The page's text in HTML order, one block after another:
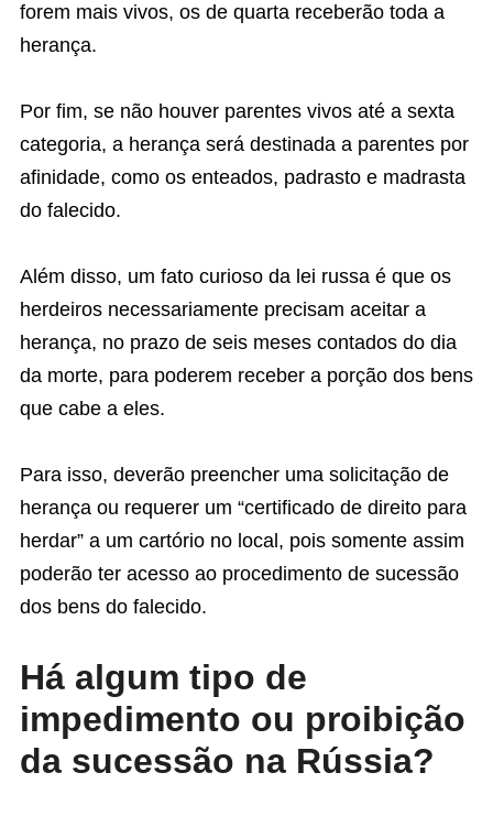
forem mais vivos, os de quarta receberão toda a
herança.
Por fim, se não houver parentes vivos até a sexta
categoria, a herança será destinada a parentes por
afinidade, como os enteados, padrasto e madrasta
do falecido.
Além disso, um fato curioso da lei russa é que os
herdeiros necessariamente precisam aceitar a
herança, no prazo de seis meses contados do dia
da morte, para poderem receber a porção dos bens
que cabe a eles.
Para isso, deverão preencher uma solicitação de
herança ou requerer um “certificado de direito para
herdar” a um cartório no local, pois somente assim
poderão ter acesso ao procedimento de sucessão
dos bens do falecido.
Há algum tipo de
impedimento ou proibição
da sucessão na Rússia?